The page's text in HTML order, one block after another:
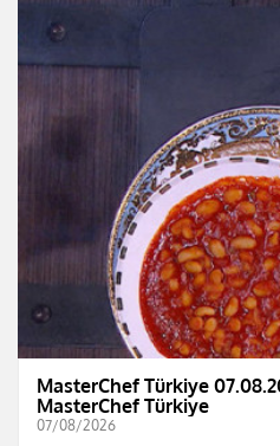
MasterChef Türkiye
MasterChef Türkiye
07/08/2026